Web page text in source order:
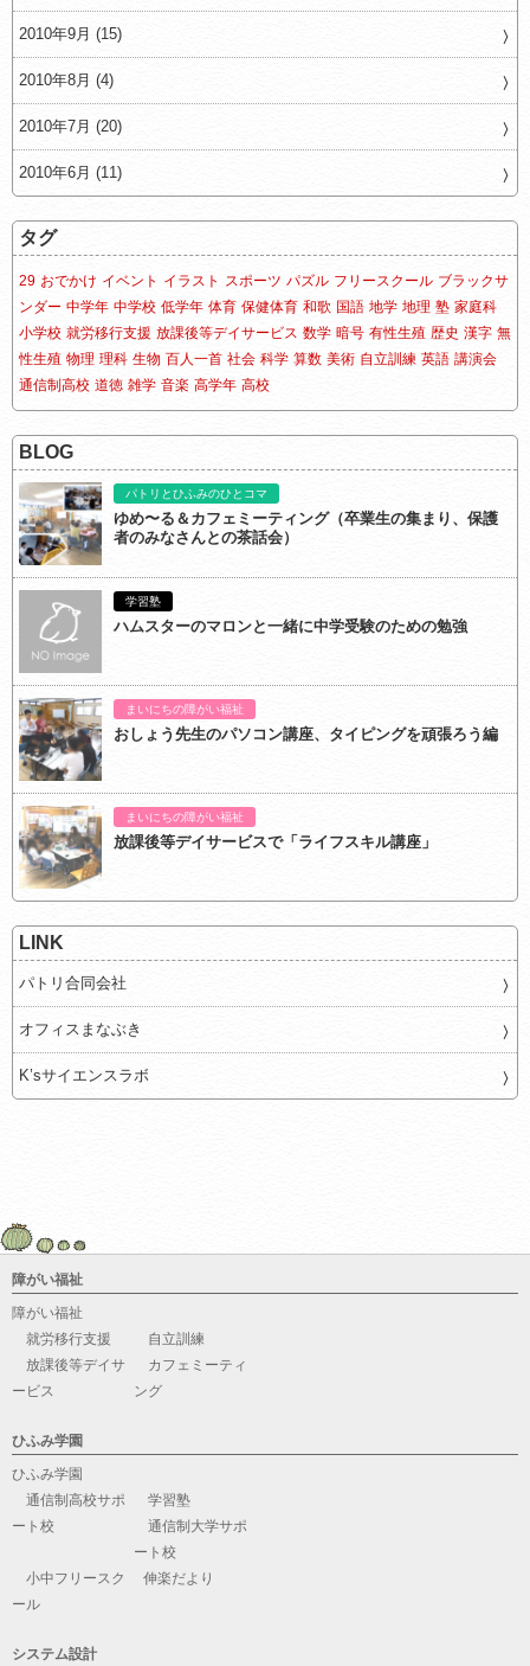
2010年9月 (15)
2010年8月 (4)
2010年7月 (20)
2010年6月 (11)
タグ
29 おでかけ イベント イラスト スポーツ パズル フリースクール ブラックサ
ンダー 中学年 中学校 低学年 体育 保健体育 和歌 国語 地学 地理 塾 家庭科
小学校 就労移行支援 放課後等デイサービス 数学 暗号 有性生殖 歴史 漢字 無
性生殖 物理 理科 生物 百人一首 社会 科学 算数 美術 自立訓練 英語 講演会
通信制高校 道徳 雑学 音楽 高学年 高校
BLOG
パトリとひふみのひとコマ
ゆめ〜る＆カフェミーティング（卒業生の集まり、保護
者のみなさんとの茶話会）
学習塾
ハムスターのマロンと一緒に中学受験のための勉強
まいにちの障がい福祉
おしょう先生のパソコン講座、タイピングを頑張ろう編
まいにちの障がい福祉
放課後等デイサービスで「ライフスキル講座」
LINK
パトリ合同会社
オフィスまなぶき
K’sサイエンスラボ
障がい福祉
障がい福祉
就労移行支援
自立訓練
放課後等デイサ
ービス
カフェミーティ
ング
ひふみ学園
ひふみ学園
通信制高校サポ
ート校
学習塾
通信制大学サポ
ート校
小中フリースク
ール
伸楽だより
システム設計